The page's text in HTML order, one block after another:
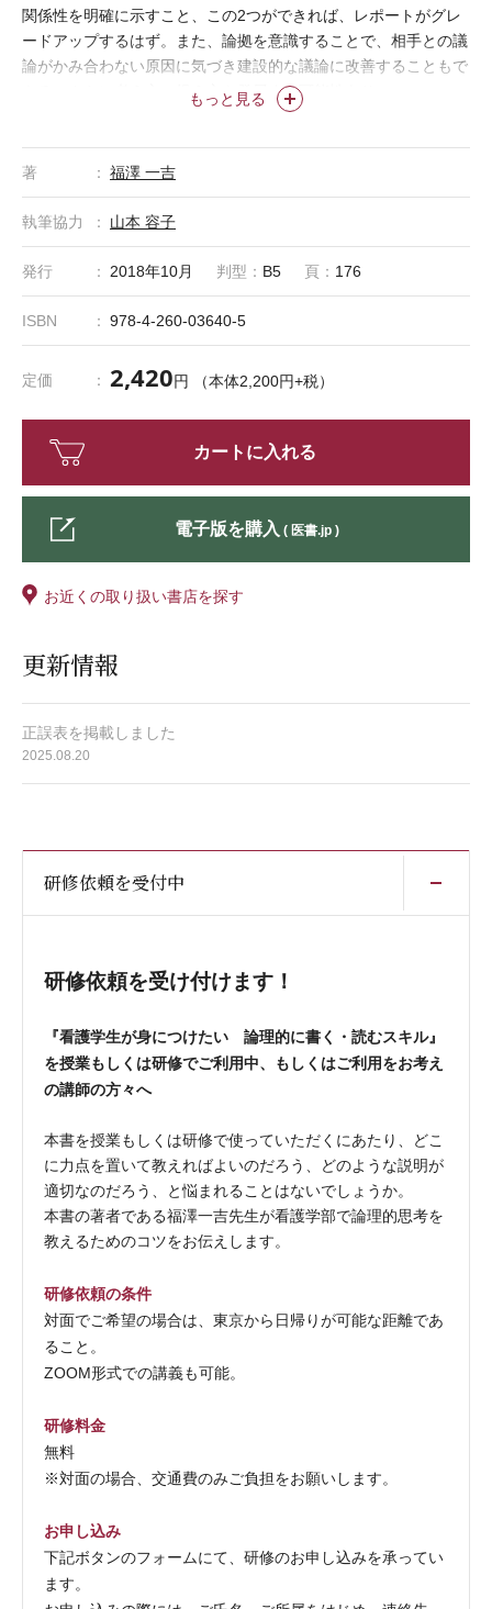
もっと見る
関係性を明確に示すこと、この2つができれば、レポートがグレ
ードアップするはず。また、論拠を意識することで、相手との議
論がかみ合わない原因に気づき建設的な議論に改善することもで
きる。さらに考え方・捉え方も発展する可能性あり。
著 福澤 一吉
執筆協力 山本 容子
発行 2018年10月 判型： B5 頁： 176
ISBN 978-4-260-03640-5
定価 2,420円 （本体2,200円+税）
カートに入れる
電子版を購入 ( 医書.jp )
お近くの取り扱い書店を探す
更新情報
正誤表を掲載しました
2025.08.20
研修依頼を受付中
研修依頼を受け付けます！
『看護学生が身につけたい 論理的に書く・読むスキル』
を授業もしくは研修でご利用中、もしくはご利用をお考え
の講師の方々へ
本書を授業もしくは研修で使っていただくにあたり、どこ
に力点を置いて教えればよいのだろう、どのような説明が
適切なのだろう、と悩まれることはないでしょうか。
本書の著者である福澤一吉先生が看護学部で論理的思考を
教えるためのコツをお伝えします。
研修依頼の条件
対面でご希望の場合は、東京から日帰りが可能な距離であ
ること。
ZOOM形式での講義も可能。
研修料金
無料
※対面の場合、交通費のみご負担をお願いします。
お申し込み
下記ボタンのフォームにて、研修のお申し込みを承ってい
ます。